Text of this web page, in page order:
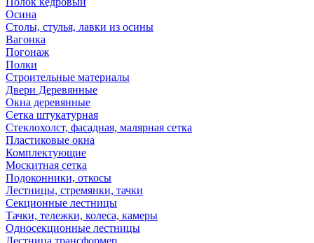
Осина
Столы, стулья, лавки из осины
Вагонка
Погонаж
Полки
Строительные материалы
Двери Деревянные
Окна деревянные
Сетка штукатурная
Стеклохолст, фасадная, малярная сетка
Пластиковые окна
Комплектующие
Москитная сетка
Подоконники, откосы
Лестницы, стремянки, тачки
Секционные лестницы
Тачки, тележки, колеса, камеры
Односекционные лестницы
Лестница трансформер